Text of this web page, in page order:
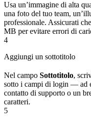
Usa un’immagine di alta
una foto del tuo team,
professionale. Assicurati
MB per evitare errori di
4
Aggiungi un sottotitolo
Nel campo Sottotitolo,
sotto i campi di login — ad
contatto di supporto o un
caratteri.
5